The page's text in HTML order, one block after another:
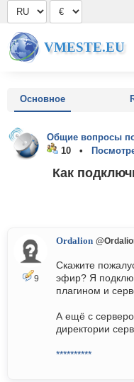
VMESTE.EU
Основное
Общие вопросы
10 •
Как
9
Ordalion
Скажите
эфир? Я
плагином и
А ещё с
директории
**********